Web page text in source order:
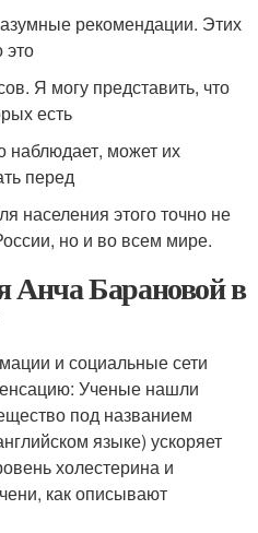
рекомендации. Этих
это
Я могу представить, что
есть
наблюдает, может их
перед
населения этого точно не
но и во всем мире.
Анча Барановой в
и социальные сети
Ученые нашли
под названием
языке) ускоряет
холестерина и
как описывают